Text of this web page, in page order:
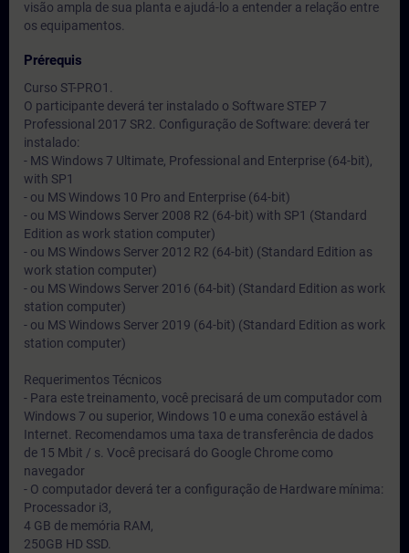
visão ampla de sua planta e ajudá-lo a entender a relação entre
os equipamentos.
Prérequis
Curso ST-PRO1.
O participante deverá ter instalado o Software STEP 7
Professional 2017 SR2. Configuração de Software: deverá ter
instalado:
- MS Windows 7 Ultimate, Professional and Enterprise (64-bit),
with SP1
- ou MS Windows 10 Pro and Enterprise (64-bit)
- ou MS Windows Server 2008 R2 (64-bit) with SP1 (Standard
Edition as work station computer)
- ou MS Windows Server 2012 R2 (64-bit) (Standard Edition as
work station computer)
- ou MS Windows Server 2016 (64-bit) (Standard Edition as work
station computer)
- ou MS Windows Server 2019 (64-bit) (Standard Edition as work
station computer)
Requerimentos Técnicos
- Para este treinamento, você precisará de um computador com
Windows 7 ou superior, Windows 10 e uma conexão estável à
Internet. Recomendamos uma taxa de transferência de dados
de 15 Mbit / s. Você precisará do Google Chrome como
navegador
- O computador deverá ter a configuração de Hardware mínima:
Processador i3,
4 GB de memória RAM,
250GB HD SSD.